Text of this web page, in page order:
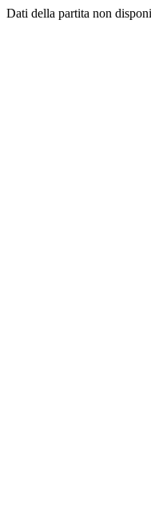
Dati della partita non